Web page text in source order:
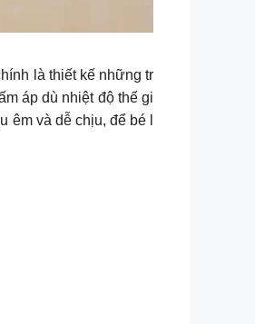
là thiết kế những tr
áp dù nhiệt độ thế gi
và dễ chịu, để bé l